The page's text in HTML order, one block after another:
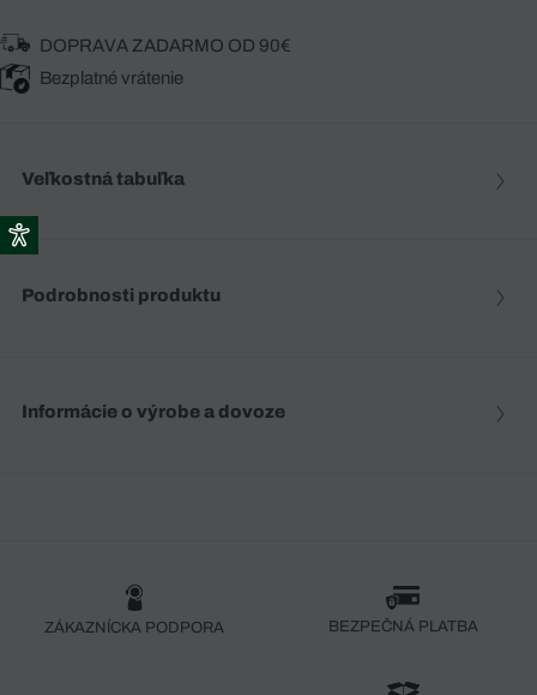
DOPRAVA ZADARMO OD 90€
Bezplatné vrátenie
Veľkostná tabuľka
Podrobnosti produktu
Informácie o výrobe a dovoze
ZÁKAZNÍCKA PODPORA BEZPEČNÁ PLATBA